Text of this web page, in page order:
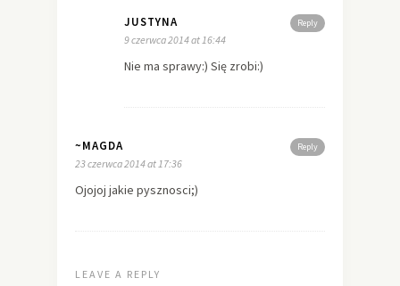
Reply
JUSTYNA
9 czerwca 2014 at 16:44
Nie ma sprawy:) Się zrobi:)
Reply
~MAGDA
23 czerwca 2014 at 17:36
Ojojoj jakie pysznosci;)
LEAVE A REPLY